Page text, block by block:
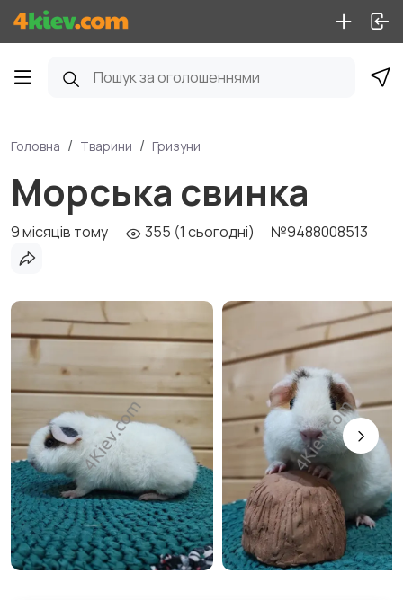
Головна Тварини Гризуни
Морська свинка
9 місяців тому 355 (1 сьогодні) №9488008513